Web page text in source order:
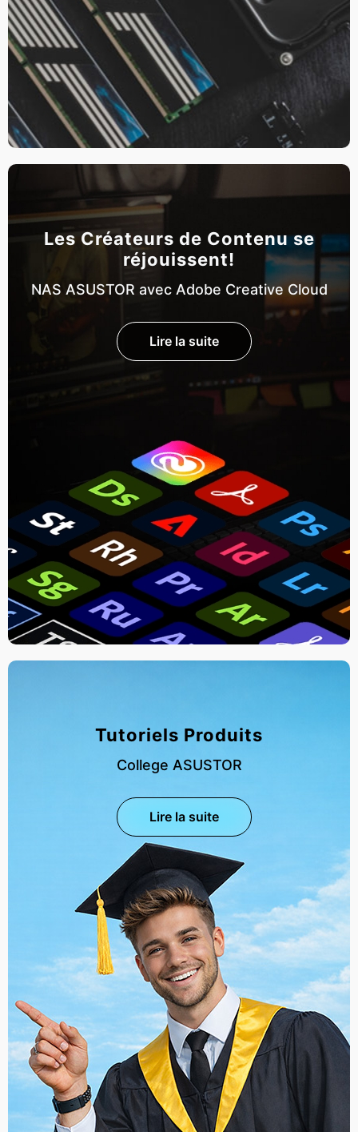
Les Créateurs de Contenu se
réjouissent!
NAS ASUSTOR avec Adobe Creative Cloud
Lire la suite
Tutoriels Produits
College ASUSTOR
Lire la suite